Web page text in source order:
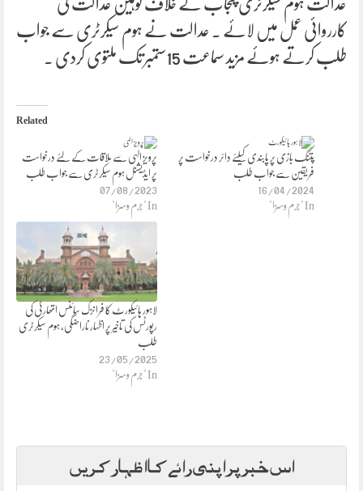
عدالت ہوم سیکرٹری پنجاب کے خلاف توہین عدالت کی
کارروائی عمل میں لائے ۔ عدالت نے ہوم سیکرٹری سے جواب
طلب کرتے ہوئے مزید سماعت 15ستمبر تک ملتوی کردی ۔
Related
پرویز الٰہی سے ملاقات کے لئے درخواست
پر ایڈیشنل ہوم سیکرٹری سے جواب طلب
07/08/2023
In "جرم وسزا"
پتنگ بازی پر پابندی کیلئے دائر درخواست پر
فریقین سے جواب طلب
16/04/2024
In "جرم وسزا"
لاہور ہائیکورٹ کا فرانزک سائنس اتھارٹی کی
رپورٹس کی تاخیر پر اظہار ناراضگی، ہوم سیکرٹری
طلب
23/05/2025
In "جرم وسزا"
اس خبر پر اپنی رائے کا اظہار کریں